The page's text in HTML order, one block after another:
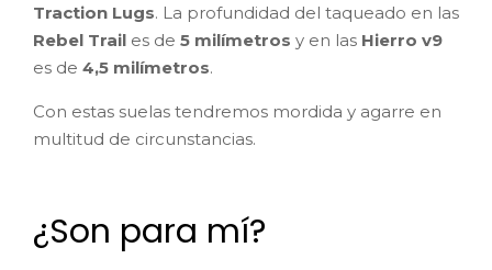
Traction Lugs. La profundidad del taqueado en las
Rebel Trail es de 5 milímetros y en las Hierro v9
es de 4,5 milímetros.
Con estas suelas tendremos mordida y agarre en
multitud de circunstancias.
¿Son para mí?